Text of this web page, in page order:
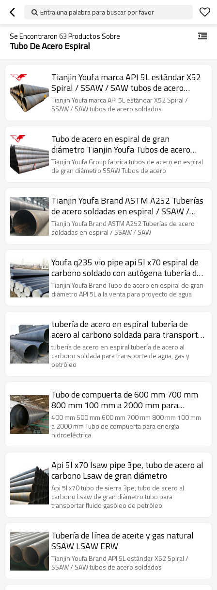
Entra una palabra para buscar por favor
Se Encontraron63Productos Sobre
Tubo De Acero Espiral
Tianjin Youfa marca API 5L estándar X52
Spiral / SSAW / SAW tubos de acero
soldados
Tianjin Youfa marca API 5L estándar X52 Spiral /
SSAW / SAW tubos de acero soldados
Tubo de acero en espiral de gran
diámetro Tianjin Youfa Tubos de acero
SSAW
Tianjin Youfa Group fabrica tubos de acero en espiral
de gran diámetro SSAW Tubos de acero
Tianjin Youfa Brand ASTM A252 Tuberías
de acero soldadas en espiral / SSAW /
SAW
Tianjin Youfa Brand ASTM A252 Tuberías de acero
soldadas en espiral / SSAW / SAW
Youfa q235 vio pipe api 5l x70 espiral de
carbono soldado con autógena tubería de
acero
Tianjin Youfa Brand Tubo de acero en espiral de gran
diámetro API 5L a la venta para proyecto de agua
tubería de acero en espiral tubería de
acero al carbono soldada para transporte
de agua, gas y petróleo
tubería de acero en espiral tubería de acero al
carbono soldada para transporte de agua, gas y
petróleo
Tubo de compuerta de 600 mm 700 mm
800 mm 100 mm a 2000 mm para
energía hidroeléctrica
400 mm 500 mm 600 mm 700 mm 800 mm 100 mm
a 2000 mm Tubo de compuerta para energía
hidroeléctrica
Api 5l x70 lsaw pipe 3pe, tubo de acero al
carbono Lsaw de gran diámetro
Api 5l x70 tubo de sierra 3pe, tubo de acero al
carbono Lsaw de gran diámetro tubo para
transportar fluido gasóleo de petróleo
Tubería de línea de aceite y gas natural
SSAW LSAW ERW
Tianjin Youfa Brand API 5L estándar X52 Spiral /
SSAW / SAW tubos de acero soldados